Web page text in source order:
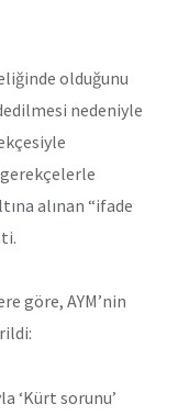
olduğunu
nedeniyle
alınan “ifade
göre, AYM’nin
‘Kürt sorunu’